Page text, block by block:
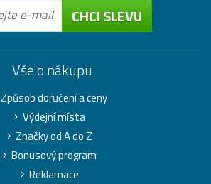
CHCI SLEVU
Vše o nákupu
Způsob doručení a ceny
Výdejní místa
Značky od A do Z
Bonusový program
Reklamace